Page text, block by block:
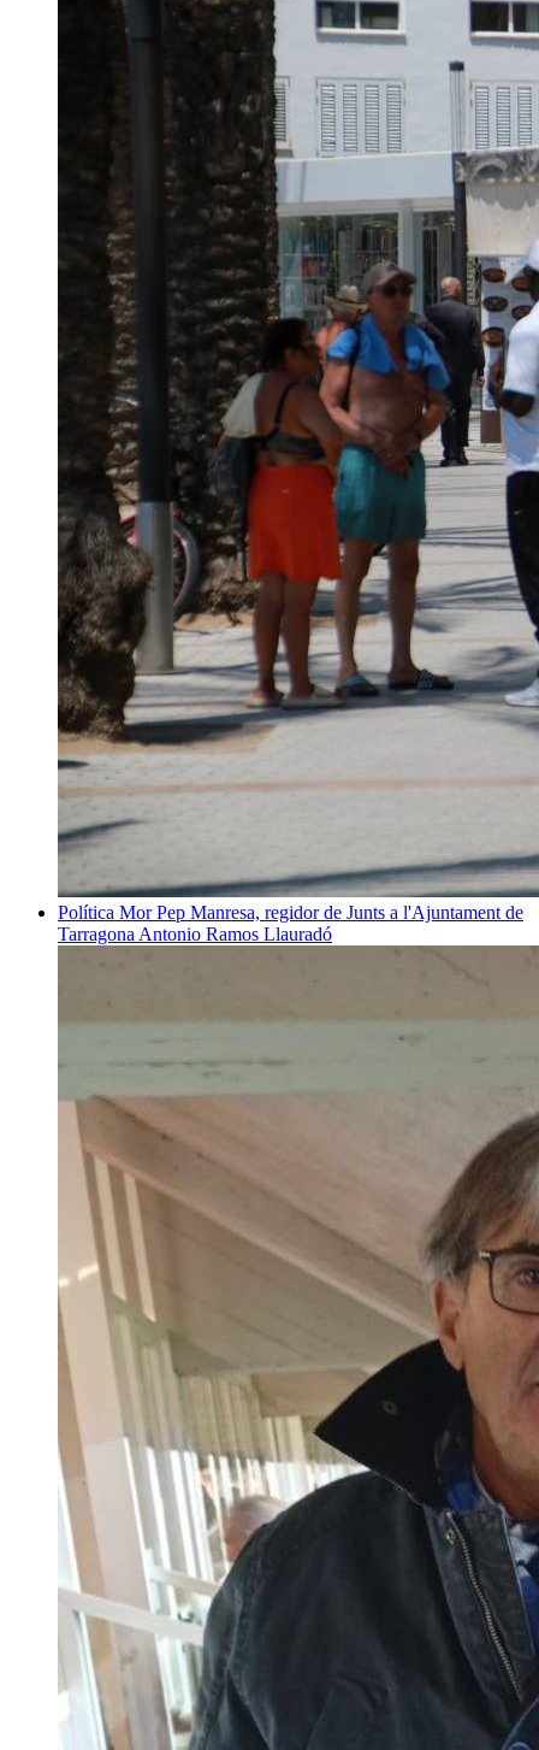
Política Mor Pep Manresa, regidor de Junts a l'Ajuntament de
Tarragona Antonio Ramos Llauradó